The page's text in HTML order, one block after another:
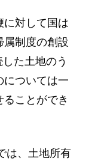
対して国は
属制度の創設
た土地のう
については一
ことができ
は、土地所有